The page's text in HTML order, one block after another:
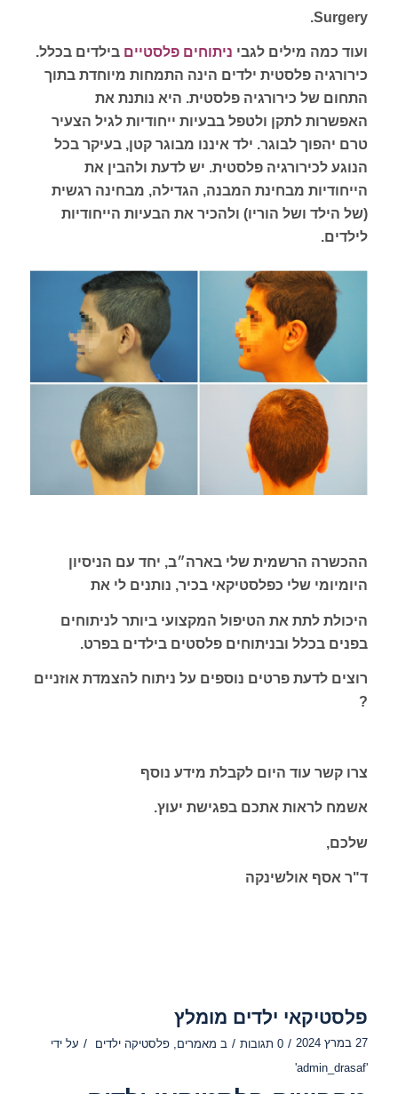
Surgery.
ועוד כמה מילים לגבי ניתוחים פלסטיים בילדים בכלל.
כירורגיה פלסטית ילדים הינה התמחות מיוחדת בתוך
התחום של כירורגיה פלסטית. היא נותנת את
האפשרות לתקן ולטפל בבעיות ייחודיות לגיל הצעיר
טרם יהפוך לבוגר. ילד איננו מבוגר קטן, בעיקר בכל
הנוגע לכירורגיה פלסטית. יש לדעת ולהבין את
הייחודיות מבחינת המבנה, הגדילה, מבחינה רגשית
(של הילד ושל הוריו) ולהכיר את הבעיות הייחודיות
לילדים.
ההכשרה הרשמית שלי בארה״ב, יחד עם הניסיון
היומיומי שלי כפלסטיקאי בכיר, נותנים לי את
היכולת לתת את הטיפול המקצועי ביותר לניתוחים
בפנים בכלל ובניתוחים פלסטים בילדים בפרט.
רוצים לדעת פרטים נוספים על ניתוח להצמדת אוזניים
?
צרו קשר עוד היום לקבלת מידע נוסף
אשמח לראות אתכם בפגישת יעוץ.
שלכם,
ד"ר אסף אולשינקה
פלסטיקאי ילדים מומלץ
27 במרץ 2024 / 0 תגובות / ב מאמרים פלסטיקה ילדים / על ידי
'admin_drasaf'